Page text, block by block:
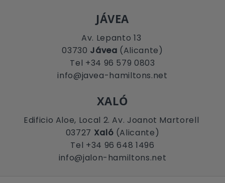
JÁVEA
Av. Lepanto 13
03730 Jávea (Alicante)
Tel +34 96 579 0803
info@javea-hamiltons.net
XALÓ
Edificio Aloe, Local 2. Av. Joanot Martorell
03727 Xaló (Alicante)
Tel +34 96 648 1496
info@jalon-hamiltons.net